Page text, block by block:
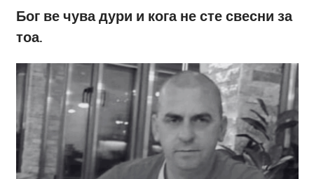
Бог ве чува дури и кога не сте свесни за
тоа.